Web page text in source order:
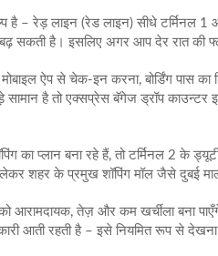
है – रेड़ लाइन (रेड लाइन) सीधे टर्मिनल
सकती है। इसलिए अगर आप देर रात की
ऐप से चेक‑इन करना, बोर्डिंग पास
सामान है तो एक्सप्रेस बॅगेज ड्रॉप
प्लान बना रहे हैं, तो टर्मिनल 2 के
शहर के प्रमुख शॉपिंग मॉल जैसे दुबई
आरामदायक, तेज़ और कम खर्चीला बना
आती रहती है – इसे नियमित रूप से